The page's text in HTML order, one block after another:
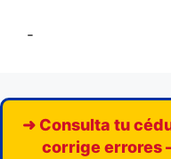
-
➜ Consulta tu
corrige errores